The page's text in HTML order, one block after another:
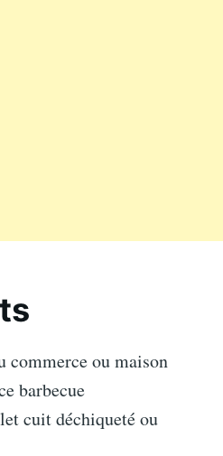
commerce ou maison
barbecue
cuit déchiqueté ou